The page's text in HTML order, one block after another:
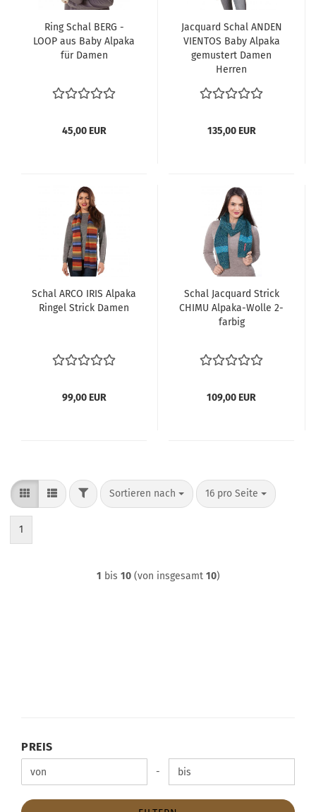
Ring Schal BERG -
LOOP aus Baby Alpaka
für Damen
45,00 EUR
Jacquard Schal ANDEN
VIENTOS Baby Alpaka
gemustert Damen
Herren
135,00 EUR
Schal ARCO IRIS Alpaka
Ringel Strick Damen
99,00 EUR
Schal Jacquard Strick
CHIMU Alpaka-Wolle 2-
farbig
109,00 EUR
FILTERSortieren nach
Sortieren nach 16 pro Seite
pro Seite
1
1 bis 10(von insgesamt 10)
PREIS
PREIS
Preis bis -